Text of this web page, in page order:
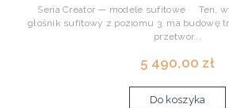
Seria Creator — modele sufitowe Ten,
głośnik sufitowy z poziomu 3. ma budowę
przetwor...
5 490,00 zł
Do koszyka